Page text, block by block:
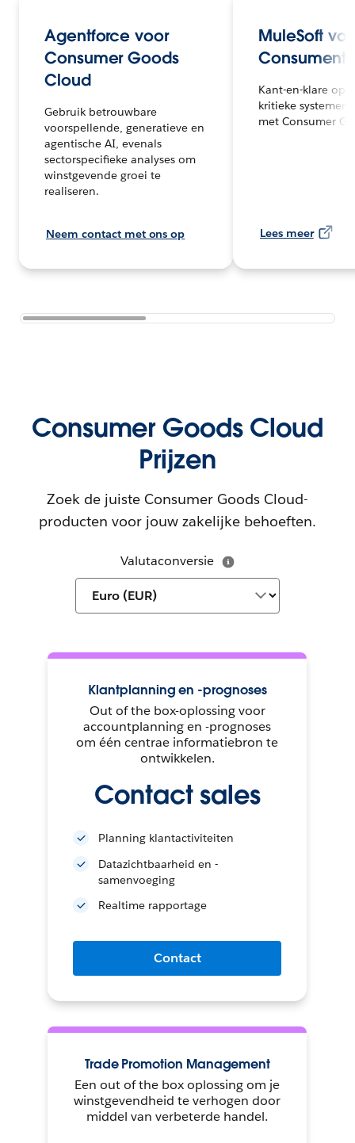
Agentforce voor
Consumer Goods
Cloud
Gebruik betrouwbare
voorspellende, generatieve en
agentische AI, evenals
sectorspecifieke analyses om
winstgevende groei te
realiseren.
Neem contact met ons op
MuleSoft
Kant-en-klare
kritieke systemen
met Consumer
Lees meer
Consumer Goods Cloud
Prijzen
Zoek de juiste Consumer Goods Cloud-
producten voor jouw zakelijke behoeften.
Valutaconversie
Klantplanning en -prognoses
Out of the box-oplossing voor
accountplanning en -prognoses
om één centrae informatiebron te
ontwikkelen.
Contact sales
Planning klantactiviteiten
Datazichtbaarheid en -
samenvoeging
Realtime rapportage
Contact
Trade Promotion Management
Een out of the box oplossing om je
winstgevendheid te verhogen door
middel van verbeterde handel.